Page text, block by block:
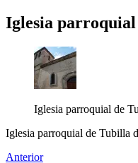
Iglesia
Iglesia parroquial de
Iglesia parroquial de Tubilla
Anterior